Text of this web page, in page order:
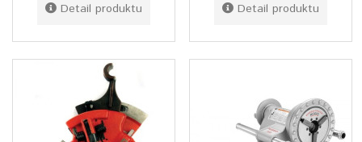
Detail produktu
Detail produktu